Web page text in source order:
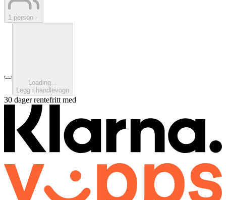
1 person
Loading...
Legg i handlevogn
30 dager rentefritt med